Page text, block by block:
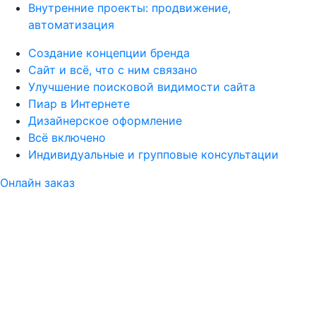
Внутренние проекты: продвижение,
автоматизация
Создание концепции бренда
Сайт и всё, что с ним связано
Улучшение поисковой видимости сайта
Пиар в Интернете
Дизайнерское оформление
Всё включено
Индивидуальные и групповые консультации
Онлайн заказ